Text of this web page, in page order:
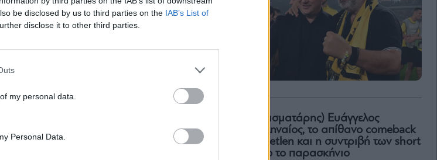
be disclosed by us to third parties on the IAB’s List of
disclose it to other third parties.
my personal data.
Personal Data.
μυστικά της Στρατηγικής
Ο (πεισματάρης) Ευάγγελος
Μυτιληναίος, το απίθανο comeback
της Μetlen και η συντριβή των short
– Όλο το παρασκήνιο